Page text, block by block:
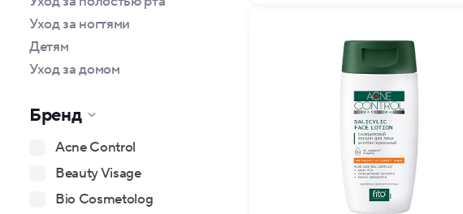
Уход за ногтями
Детям
Уход за домом
Бренд
Acne Control
Beauty Visage
Bio Cosmetolog